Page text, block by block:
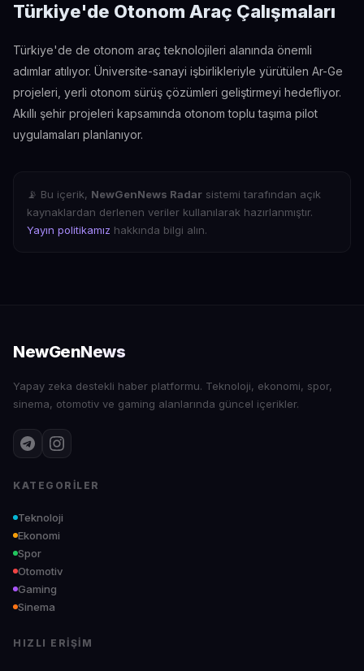
Türkiye'de Otonom Araç Çalışmaları
Türkiye'de de otonom araç teknolojileri alanında önemli
adımlar atılıyor. Üniversite-sanayi işbirlikleriyle yürütülen Ar-Ge
projeleri, yerli otonom sürüş çözümleri geliştirmeyi hedefliyor.
Akıllı şehir projeleri kapsamında otonom toplu taşıma pilot
uygulamaları planlanıyor.
📡 Bu içerik, NewGenNews Radar sistemi tarafından açık
kaynaklardan derlenen veriler kullanılarak hazırlanmıştır.
Yayın politikamız hakkında bilgi alın.
NewGenNews
Yapay zeka destekli haber platformu. Teknoloji, ekonomi, spor,
sinema, otomotiv ve gaming alanlarında güncel içerikler.
KATEGORILER
Teknoloji
Ekonomi
Spor
Otomotiv
Gaming
Sinema
HIZLI ERIŞIM